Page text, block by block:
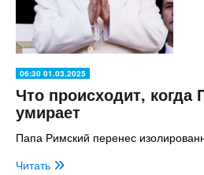
06:30 01.03.2025
Что происходит, когда
умирает
Папа Римский перенес
Читать